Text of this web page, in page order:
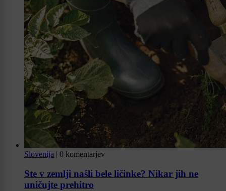
Slovenija | 0 komentarjev
Ste v zemlji našli bele ličinke? Nikar jih ne
uničujte prehitro